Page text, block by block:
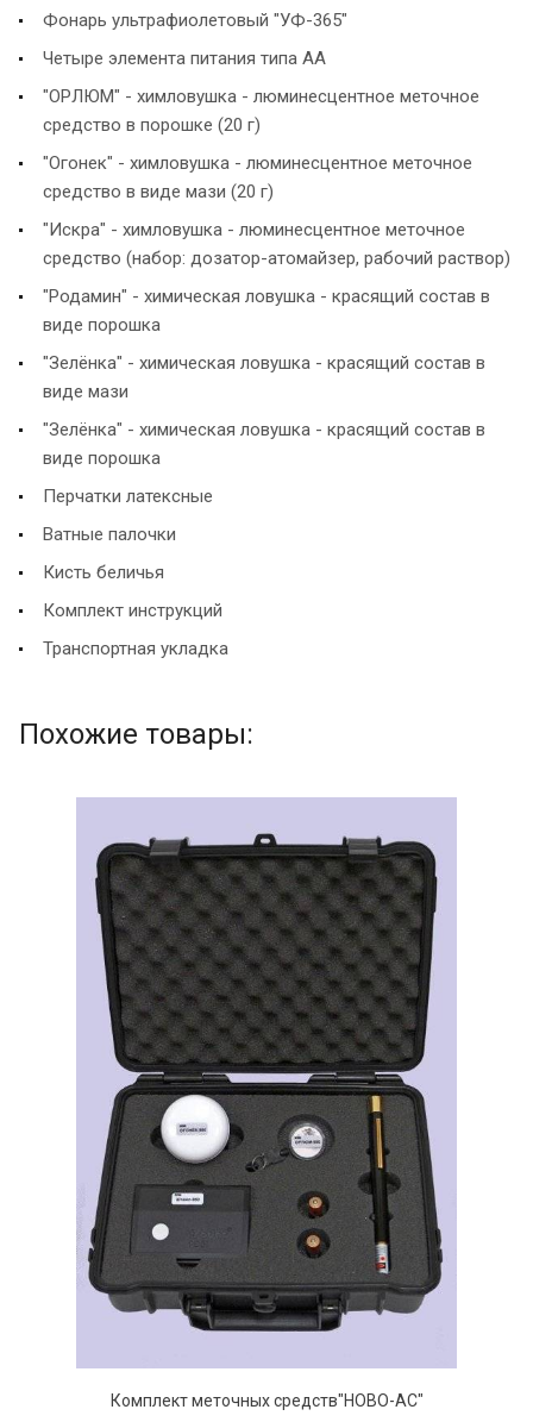
Фонарь ультрафиолетовый "УФ-365"
Четыре элемента питания типа АА
"ОРЛЮМ" - химловушка - люминесцентное меточное
средство в порошке (20 г)
"Огонек" - химловушка - люминесцентное меточное
средство в виде мази (20 г)
"Искра" - химловушка - люминесцентное меточное
средство (набор: дозатор-атомайзер, рабочий раствор)
"Родамин" - химическая ловушка - красящий состав в
виде порошка
"Зелёнка" - химическая ловушка - красящий состав в
виде мази
"Зелёнка" - химическая ловушка - красящий состав в
виде порошка
Перчатки латексные
Ватные палочки
Кисть беличья
Комплект инструкций
Транспортная укладка
Похожие товары:
Комплект меточных средств"НОВО-АС"